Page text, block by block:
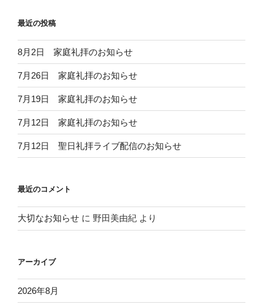
り
最近の投稿
8月2日 家庭礼拝のお知らせ
7月26日 家庭礼拝のお知らせ
7月19日 家庭礼拝のお知らせ
7月12日 家庭礼拝のお知らせ
7月12日 聖日礼拝ライブ配信のお知らせ
最近のコメント
大切なお知らせ に 野田美由紀 より
アーカイブ
2026年8月